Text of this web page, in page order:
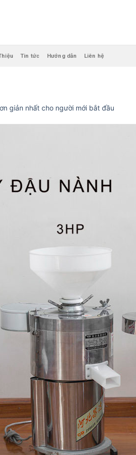
Tin tức Hướng dẫn Liên hệ
giản nhất cho người mới bắt đầu